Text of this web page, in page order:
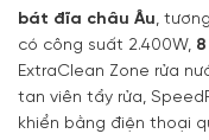
bát đĩa châu Âu,
có công suất 2.400W,
ExtraClean Zone rửa
tan viên tẩy rửa,
khiển bằng điện thoại